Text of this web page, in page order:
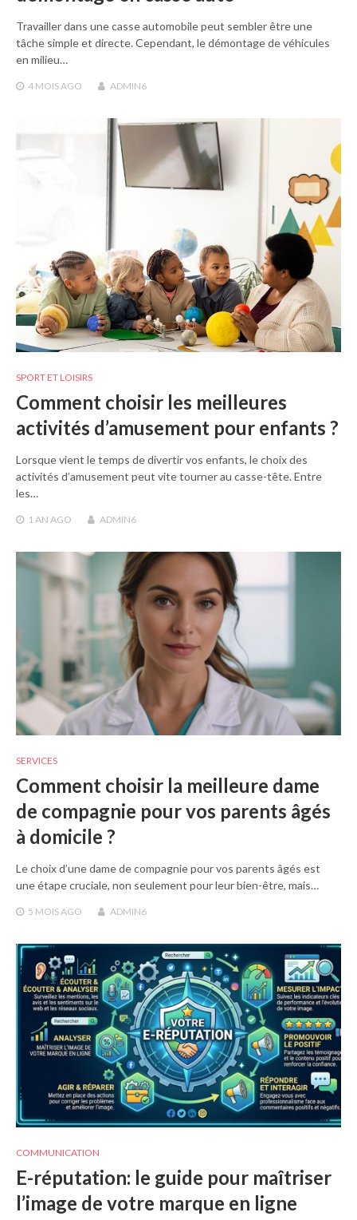
Travailler dans une casse automobile peut sembler être une
tâche simple et directe. Cependant, le démontage de véhicules
en milieu…
4 MOISAGO ADMIN6
SPORT ET LOISIRS
Comment choisir les meilleures
activités d’amusement pour enfants ?
Lorsque vient le temps de divertir vos enfants, le choix des
activités d’amusement peut vite tourner au casse-tête. Entre
les…
1 AN AGO ADMIN6
SERVICES
Comment choisir la meilleure dame
de compagnie pour vos parents âgés
à domicile ?
Le choix d’une dame de compagnie pour vos parents âgés est
une étape cruciale, non seulement pour leur bien-être, mais…
5 MOIS AGO ADMIN6
COMMUNICATION
E-réputation: le guide pour maîtriser
l’image de votre marque en ligne